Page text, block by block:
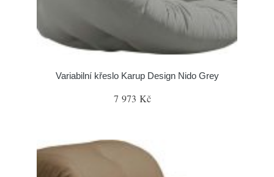
Variabilní křeslo Karup Design Nido Grey
7 973 Kč